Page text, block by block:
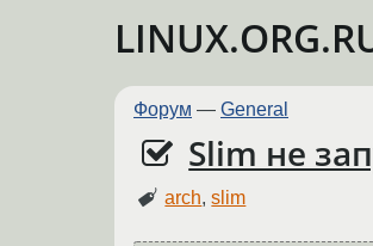
Форум — General
Slim не
arch,slim